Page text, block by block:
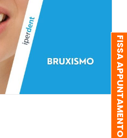
FISSA APPUNTAMENTO